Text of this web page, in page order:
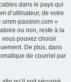
dans le pays qui
d’utilisateur, de votre
passion.com »
ou non, reste à la
vous pouvez choisir
De plus, dans
de courriel par